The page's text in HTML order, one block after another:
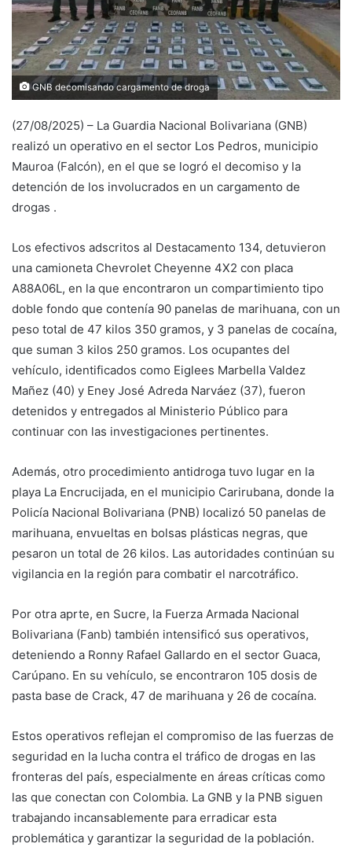
GNB decomisando cargamento de droga
(27/08/2025) – La Guardia Nacional Bolivariana (GNB)
realizó un operativo en el sector Los Pedros, municipio
Mauroa (Falcón), en el que se logró el decomiso y la
detención de los involucrados en un cargamento de
drogas .
Los efectivos adscritos al Destacamento 134, detuvieron
una camioneta Chevrolet Cheyenne 4X2 con placa
A88A06L, en la que encontraron un compartimiento tipo
doble fondo que contenía 90 panelas de marihuana, con un
peso total de 47 kilos 350 gramos, y 3 panelas de cocaína,
que suman 3 kilos 250 gramos. Los ocupantes del
vehículo, identificados como Eiglees Marbella Valdez
Mañez (40) y Eney José Adreda Narváez (37), fueron
detenidos y entregados al Ministerio Público para
continuar con las investigaciones pertinentes.
Además, otro procedimiento antidroga tuvo lugar en la
playa La Encrucijada, en el municipio Carirubana, donde la
Policía Nacional Bolivariana (PNB) localizó 50 panelas de
marihuana, envueltas en bolsas plásticas negras, que
pesaron un total de 26 kilos. Las autoridades continúan su
vigilancia en la región para combatir el narcotráfico.
Por otra aprte, en Sucre, la Fuerza Armada Nacional
Bolivariana (Fanb) también intensificó sus operativos,
deteniendo a Ronny Rafael Gallardo en el sector Guaca,
Carúpano. En su vehículo, se encontraron 105 dosis de
pasta base de Crack, 47 de marihuana y 26 de cocaína.
Estos operativos reflejan el compromiso de las fuerzas de
seguridad en la lucha contra el tráfico de drogas en las
fronteras del país, especialmente en áreas críticas como
las que conectan con Colombia. La GNB y la PNB siguen
trabajando incansablemente para erradicar esta
problemática y garantizar la seguridad de la población.